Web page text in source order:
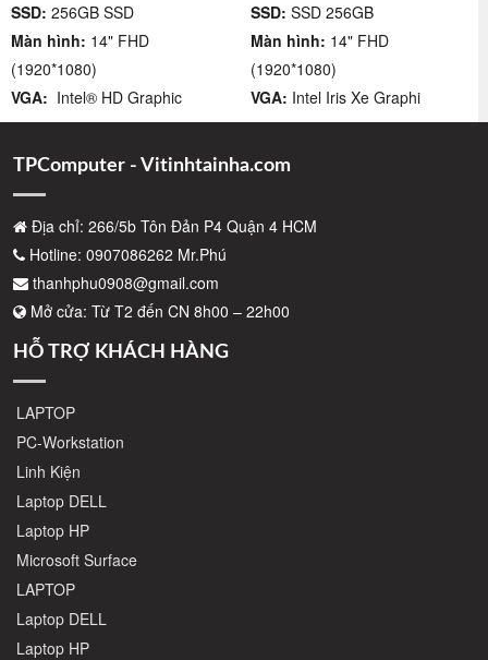
SSD: 256GB SSD
Màn hình: 14" FHD
(1920*1080)
VGA: Intel® HD Graphic
SSD: SSD 256GB
Màn hình: 14" FHD
(1920*1080)
VGA: Intel Iris Xe Graphi
TPComputer - Vitinhtainha.com
Địa chỉ: 266/5b Tôn Đản P4 Quận 4 HCM
Hotline: 0907086262 Mr.Phú
thanhphu0908@gmail.com
Mở cửa: Từ T2 đến CN 8h00 – 22h00
HỖ TRỢ KHÁCH HÀNG
LAPTOP
PC-Workstation
Linh Kiện
Laptop DELL
Laptop HP
Microsoft Surface
LAPTOP
Laptop DELL
Laptop HP